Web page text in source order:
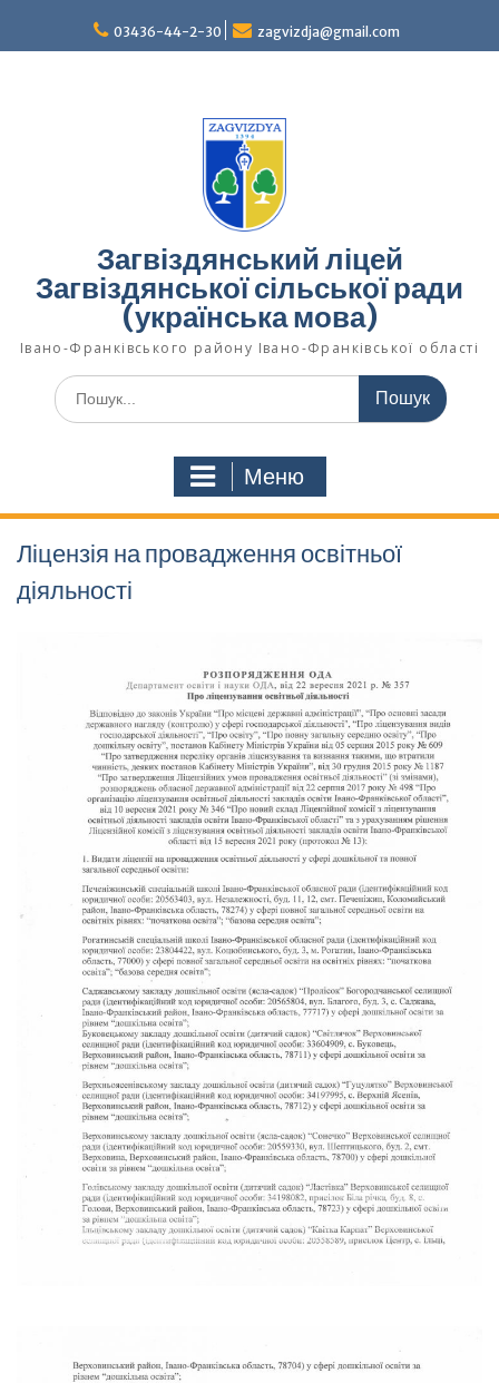
вмісту
03436-44-2-30 zagvizdja@gmail.com
Загвіздянський ліцей
Загвіздянської сільської ради
(українська мова)
Івано-Франківського району Івано-Франківської області
Шукати:
Меню
Ліцензія на провадження освітньої
діяльності